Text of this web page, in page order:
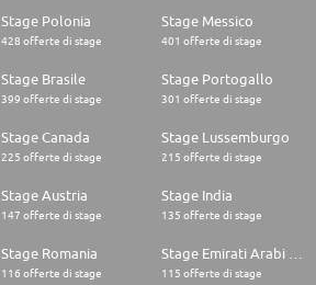
Stage Polonia
428 offerte di stage
Stage Messico
401 offerte di stage
Stage Brasile
399 offerte di stage
Stage Portogallo
301 offerte di stage
Stage Canada
225 offerte di stage
Stage Lussemburgo
215 offerte di stage
Stage Austria
147 offerte di stage
Stage India
135 offerte di stage
Stage Romania
116 offerte di stage 115 offerte di stage